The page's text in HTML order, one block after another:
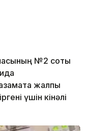
№2 соты
жалпы
үшін кінәлі